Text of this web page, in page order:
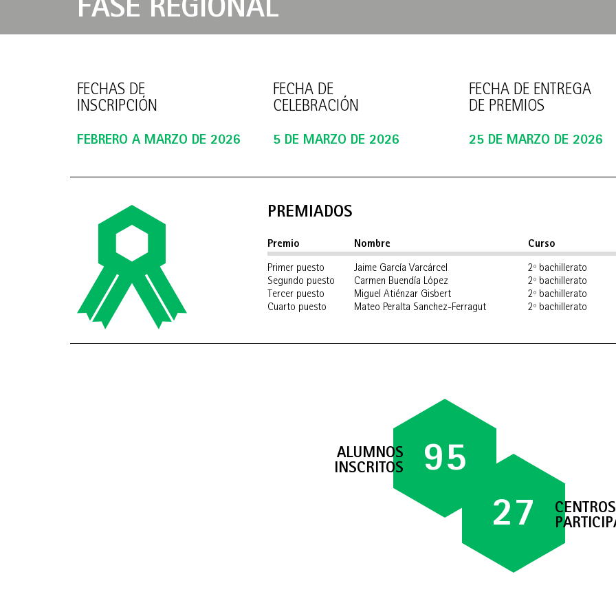
FASE REGIONAL
FECHAS DE
INSCRIPCIÓN
FEBRERO A MARZO DE 2026
FECHA DE
CELEBRACIÓN
5 DE MARZO DE 2026
FECHA DE ENTREGA
DE PREMIOS
25 DE MARZO DE 2026
PREMIADOS
Premio Nombre Curso
Primer puesto Jaime García Varcárcel 2º bachillerato
Segundo puesto
Carmen Buendía López 2º bachillerato
Tercer puesto
Miguel Atiénzar Gisbert 2º bachillerato
Cuarto puesto
Mateo Peralta Sanchez-Ferragut 2º bachillerato
95
ALUMNOS
INSCRITOS
27
CENTROS